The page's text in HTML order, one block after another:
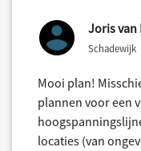
Joris van
Schadewijk
Mooi plan!
plannen voor een
locaties (van